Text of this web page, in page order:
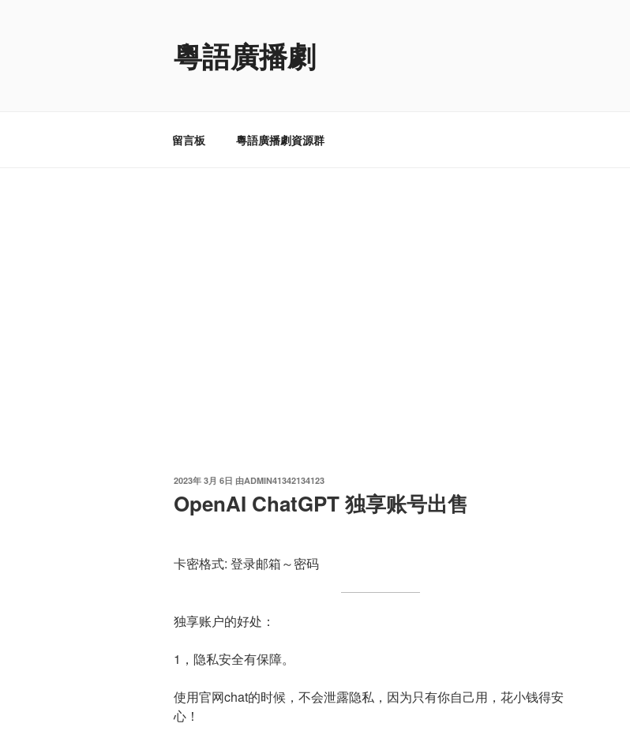
粵語廣播劇
留言板 粵語廣播劇資源群
发
于
2023年 3月 6日 由ADMIN41342134123
OpenAI ChatGPT 独享账号出售
卡密格式: 登录邮箱～密码
独享账户的好处：
1，隐私安全有保障。
使用官网chat的时候，不会泄露隐私，因为只有你自己用，花小钱得安
心！